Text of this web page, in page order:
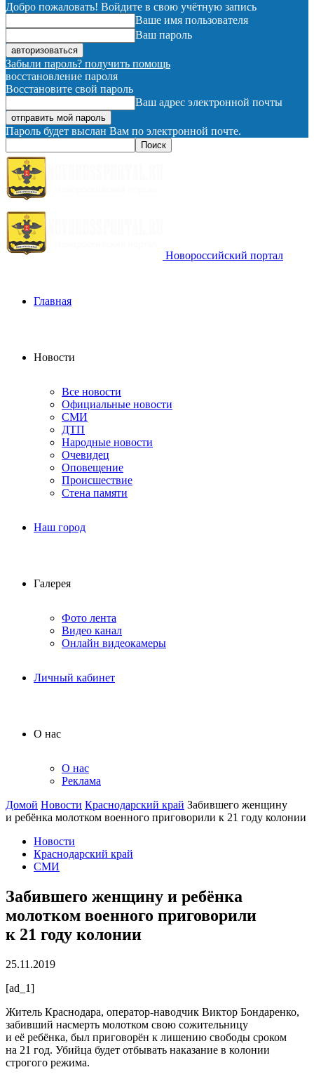
Добро пожаловать! Войдите в свою учётную запись
Ваше имя пользователя
Ваш пароль
Забыли пароль? получить помощь
восстановление пароля
Восстановите свой пароль
Ваш адрес электронной почты
Пароль будет выслан Вам по электронной почте.
Новороссийский портал
Главная
Новости
Все новости
Официальные новости
СМИ
ДТП
Народные новости
Очевидец
Оповещение
Происшествие
Стена памяти
Наш город
Галерея
Фото лента
Видео канал
Онлайн видеокамеры
Личный кабинет
О нас
О нас
Реклама
Домой Новости Краснодарский край Забившего женщину
и ребёнка молотком военного приговорили к 21 году колонии
Новости
Краснодарский край
СМИ
Забившего женщину и ребёнка
молотком военного приговорили
к 21 году колонии
25.11.2019
[ad_1]
Житель Краснодара, оператор-наводчик Виктор Бондаренко,
забивший насмерть молотком свою сожительницу
и её ребёнка, был приговорён к лишению свободы сроком
на 21 год. Убийца будет отбывать наказание в колонии
строгого режима.